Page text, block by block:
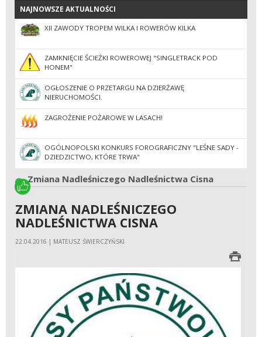
NAJNOWSZE AKTUALNOŚCI
NAJNOWSZE AKTUALNOŚCI
XII ZAWODY TROPEM WILKA I ROWERÓW KILKA
ZAMKNIĘCIE ŚCIEŻKI ROWEROWEJ "SINGLETRACK POD
HONEM"
OGŁOSZENIE O PRZETARGU NA DZIERŻAWĘ
NIERUCHOMOŚCI.
ZAGROŻENIE POŻAROWE W LASACH!
OGÓLNOPOLSKI KONKURS FOROGRAFICZNY "LEŚNE SADY -
DZIEDZICTWO, KTÓRE TRWA"
Zmiana Nadleśniczego Nadleśnictwa Cisna
ZMIANA NADLEŚNICZEGO
NADLEŚNICTWA CISNA
22.04.2016 | MATEUSZ ŚWIERCZYŃSKI